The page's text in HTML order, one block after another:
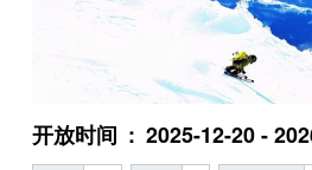
开放时间 2025-12-20 -